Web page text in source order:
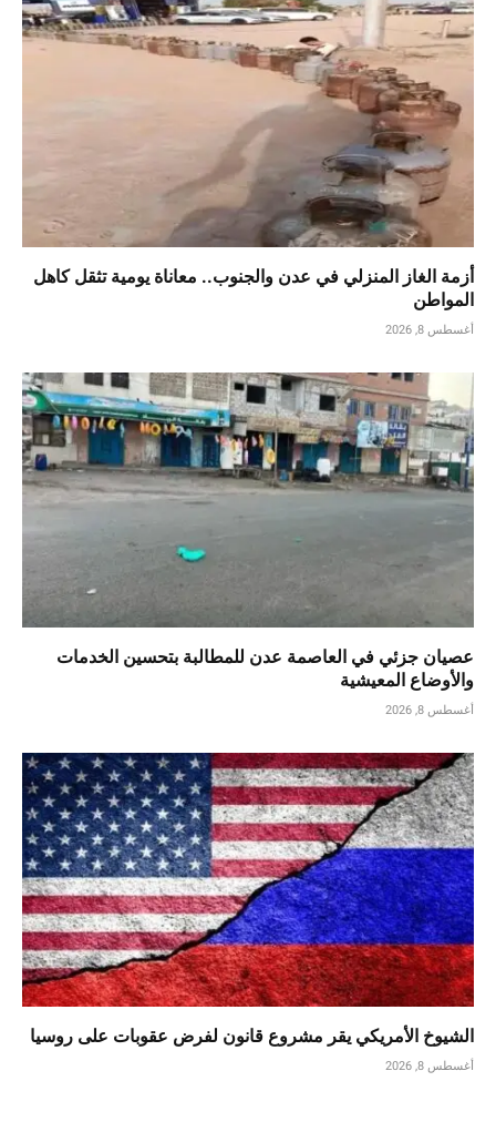
أزمة الغاز المنزلي في عدن والجنوب.. معاناة يومية تثقل كاهل
المواطن
أغسطس 8, 2026
عصيان جزئي في العاصمة عدن للمطالبة بتحسين الخدمات
والأوضاع المعيشية
أغسطس 8, 2026
الشيوخ الأمريكي يقر مشروع قانون لفرض عقوبات على روسيا
أغسطس 8, 2026